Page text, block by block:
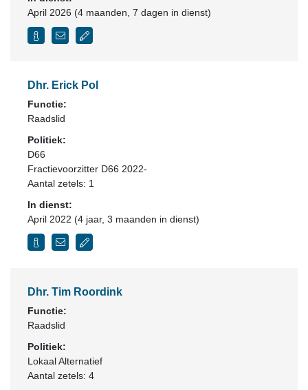
April 2026 (4 maanden, 7 dagen in dienst)
Dhr. Erick Pol
Functie:
Raadslid
Politiek:
D66
Fractievoorzitter D66 2022-
Aantal zetels: 1
In dienst:
April 2022 (4 jaar, 3 maanden in dienst)
Dhr. Tim Roordink
Functie:
Raadslid
Politiek:
Lokaal Alternatief
Aantal zetels: 4